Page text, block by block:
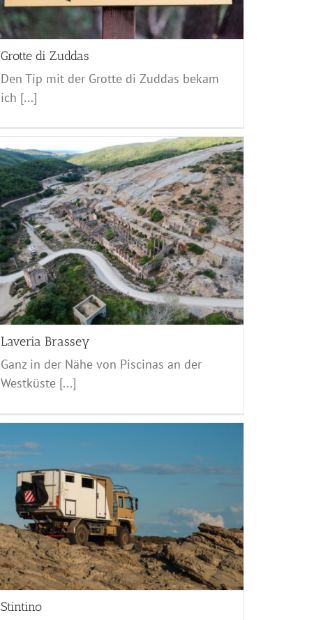
Grotte di Zuddas
Den Tip mit der Grotte di Zuddas bekam
ich [...]
Laveria Brassey
Ganz in der Nähe von Piscinas an der
Westküste [...]
Stintino